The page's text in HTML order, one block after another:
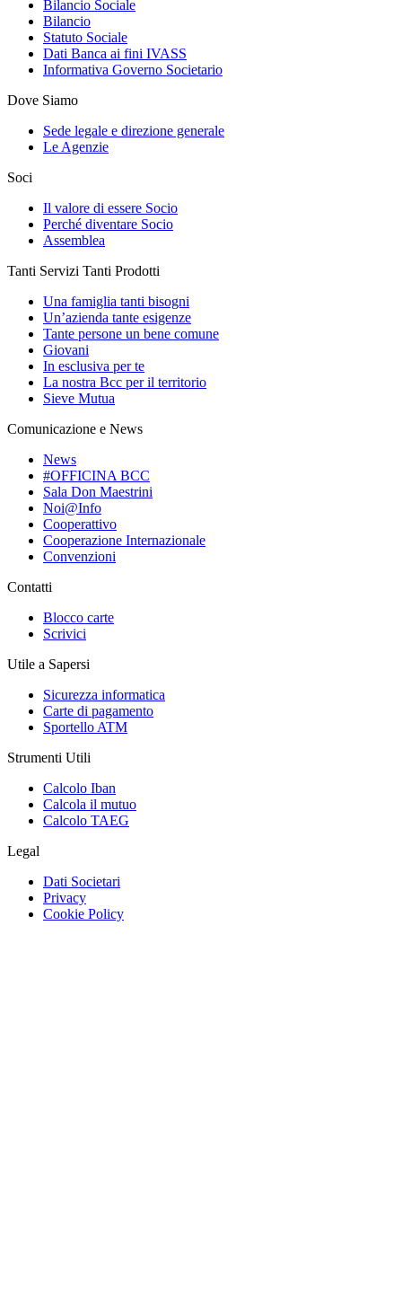
Bilancio Sociale
Bilancio
Statuto Sociale
Dati Banca ai fini IVASS
Informativa Governo Societario
Dove Siamo
Sede legale e direzione generale
Le Agenzie
Soci
Il valore di essere Socio
Perché diventare Socio
Assemblea
Tanti Servizi Tanti Prodotti
Una famiglia tanti bisogni
Un’azienda tante esigenze
Tante persone un bene comune
Giovani
In esclusiva per te
La nostra Bcc per il territorio
Sieve Mutua
Comunicazione e News
News
#OFFICINA BCC
Sala Don Maestrini
Noi@Info
Cooperattivo
Cooperazione Internazionale
Convenzioni
Contatti
Blocco carte
Scrivici
Utile a Sapersi
Sicurezza informatica
Carte di pagamento
Sportello ATM
Strumenti Utili
Calcolo Iban
Calcola il mutuo
Calcolo TAEG
Legal
Dati Societari
Privacy
Cookie Policy